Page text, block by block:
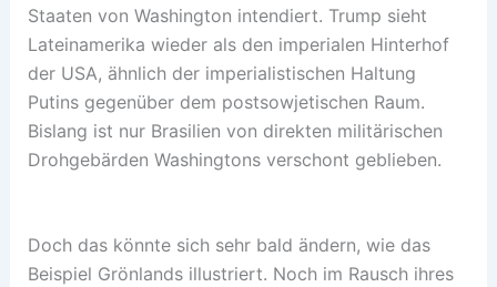
Staaten von Washington intendiert. Trump sieht
Lateinamerika wieder als den imperialen Hinterhof
der USA, ähnlich der imperialistischen Haltung
Putins gegenüber dem postsowjetischen Raum.
Bislang ist nur Brasilien von direkten militärischen
Drohgebärden Washingtons verschont geblieben.
Doch das könnte sich sehr bald ändern, wie das
Beispiel Grönlands illustriert. Noch im Rausch ihres